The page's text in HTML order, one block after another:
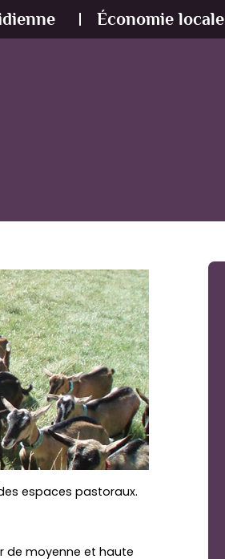
Économie locale
espaces pastoraux.
de moyenne et haute